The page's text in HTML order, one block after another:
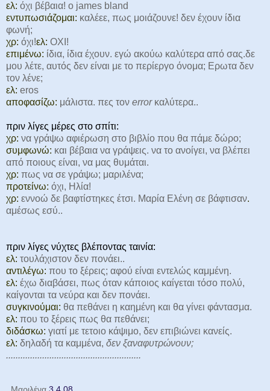
ελ: όχι βέβαια! ο james bland
εντυπωσιάζομαι: καλέεε, πως μοιάζουνε! δεν έχουν ίδια
φωνή;
χρ: όχι!ελ: ΟΧΙ!
επιμένω: ίδια, ίδια έχουν. εγώ ακούω καλύτερα από σας.δε
μου λέτε, αυτός δεν είναι με το περίεργο όνομα; Ερωτα δεν
τον λένε;
ελ: eros
αποφασίζω: μάλιστα. πες τον error καλύτερα..
πριν λίγες μέρες στο σπίτι:
χρ: να γράψω αφιέρωση στο βιβλίο που θα πάμε δώρο;
συμφωνώ: και βέβαια να γράψεις. να το ανοίγει, να βλέπει
από ποιους είναι, να μας θυμάται.
χρ: πως να σε γράψω; μαριλένα;
προτείνω: όχι, Ηλία!
χρ: εννοώ δε βαφτίστηκες έτσι. Μαρία Ελένη σε βάφτισαν.
αμέσως εσύ..
πριν λίγες νύχτες βλέποντας ταινία:
ελ: τουλάχιστον δεν πονάει..
αντιλέγω: που το ξέρεις; αφού είναι εντελώς καμμένη.
ελ: έχω διαβάσει, πως όταν κάποιος καίγεται τόσο πολύ,
καίγονται τα νεύρα και δεν πονάει.
συγκινούμαι: θα πεθάνει η καημένη και θα γίνει φάντασμα.
ελ: που το ξέρεις πως θα πεθάνει;
διδάσκω: γιατί με τετοιο κάψιμο, δεν επιβιώνει κανείς.
ελ: δηλαδή τα καμμένα, δεν ξαναφυτρώνουν;
........................................................